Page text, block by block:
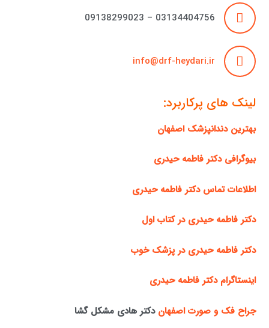
03134404756 – 09138299023
info@drf-heydari.ir
لینک های پرکاربرد:
بهترین دندانپزشک اصفهان
بیوگرافی دکتر فاطمه حیدری
اطلاعات تماس دکتر فاطمه حیدری
دکتر فاطمه حیدری در کتاب اول
دکتر فاطمه حیدری در پزشک خوب
اینستاگرام دکتر فاطمه حیدری
جراح فک و صورت اصفهان دکتر هادی مشکل گشا